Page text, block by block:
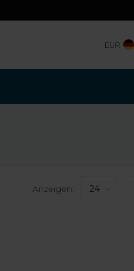
EUR
Anzeigen: